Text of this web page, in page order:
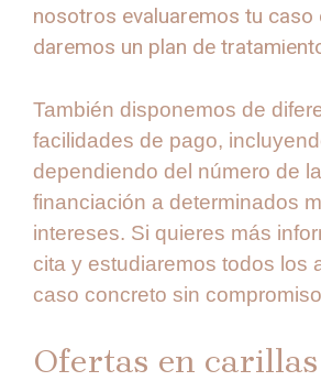
nosotros evaluaremos tu caso
daremos un plan de
También disponemos de
facilidades de pago,
dependiendo del número de
financiación a determinados
intereses. Si quieres más
cita y estudiaremos todos los
caso concreto sin
Ofertas en